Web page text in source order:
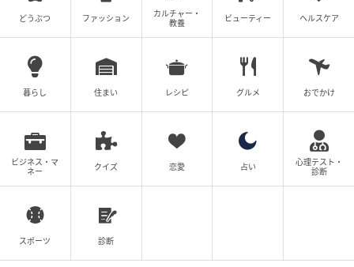
る漫画を、インスタとブログで発信中。
の記事をもっとみる
どうぶつ ファッション
カルチャー・
教養
ビューティー ヘルスケア
暮らし 住まい レシピ グルメ おでかけ
ビジネス・マ
ネー
クイズ 恋愛 占い
心理テスト・
診断
スポーツ 診断